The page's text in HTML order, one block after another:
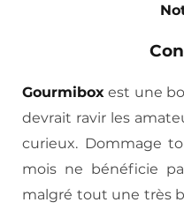
Gourmibox est une
devrait ravir les
curieux. Dommage
mois ne bénéficie
malgré tout une très